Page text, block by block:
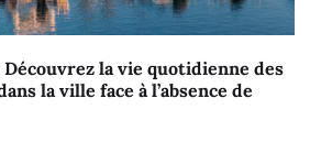
Découvrez la vie quotidienne des
la ville face à l’absence de